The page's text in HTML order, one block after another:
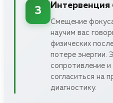
3
Интервенция
Смещение
научим вас
физических
потере энергии.
сопротивление
согласиться на
диагностику.